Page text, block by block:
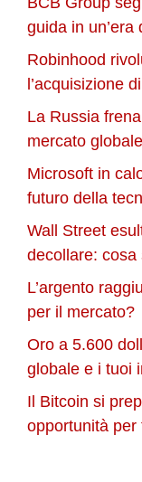
guida in
Robinhood
l’acquisizione
La Russia
mercato globale
Microsoft in
futuro della
Wall Street
decollare:
L’argento
per il mercato?
Oro a 5.600
globale e i tuoi
Il Bitcoin si
opportunità per